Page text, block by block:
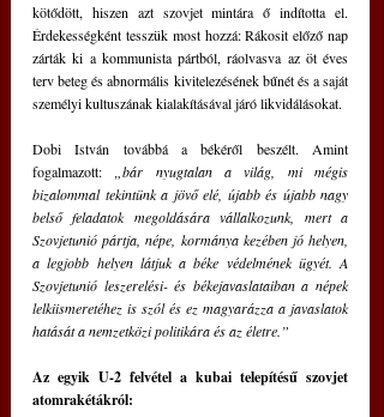
kötődött, hiszen azt szovjet mintára ő indította el.
Érdekességként tesszük most hozzá: Rákosit előző nap
zárták ki a kommunista pártból, ráolvasva az öt éves
terv beteg és abnormális kivitelezésének bűnét és a saját
személyi kultuszának kialakításával járó likvidálásokat.
Dobi István továbbá a békéről beszélt. Amint
fogalmazott: „bár nyugtalan a világ, mi mégis
bizalommal tekintünk a jövő elé, újabb és újabb nagy
belső feladatok megoldására vállalkozunk, mert a
Szovjetunió pártja, népe, kormánya kezében jó helyen,
a legjobb helyen látjuk a béke védelmének ügyét. A
Szovjetunió leszerelési- és békejavaslataiban a népek
lelkiismeretéhez is szól és ez magyarázza a javaslatok
hatását a nemzetközi politikára és az életre.”
Az egyik U-2 felvétel a kubai telepítésű szovjet
atomrakétákról: